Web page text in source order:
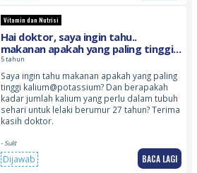
Vitamin dan Nutrisi
Hai doktor, saya ingin tahu..
makanan apakah yang paling tinggi
kalium@potassium?
5 tahun
Saya ingin tahu makanan apakah yang paling
tinggi kalium@potassium? Dan berapakah
kadar jumlah kalium yang perlu dalam tubuh
sehari untuk lelaki berumur 27 tahun? Terima
kasih doktor.
- Sulit
Dijawab BACA LAGI